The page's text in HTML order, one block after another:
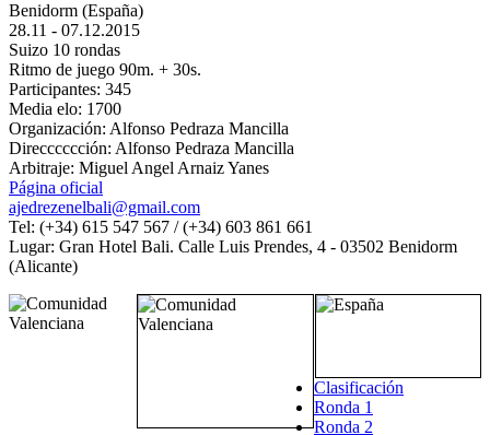
Benidorm (España)
28.11 - 07.12.2015
Suizo 10 rondas
Ritmo de juego 90m. + 30s.
Participantes: 345
Media elo: 1700
Organización: Alfonso Pedraza Mancilla
Direcccccción: Alfonso Pedraza Mancilla
Arbitraje: Miguel Angel Arnaiz Yanes
Página oficial
ajedrezenelbali@gmail.com
Tel: (+34) 615 547 567 / (+34) 603 861 661
Lugar: Gran Hotel Bali. Calle Luis Prendes, 4 - 03502 Benidorm
(Alicante)
Clasificación
Ronda 1
Ronda 2